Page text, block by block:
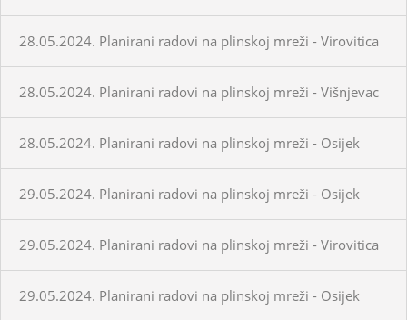
28.05.2024. Planirani radovi na plinskoj mreži - Virovitica
28.05.2024. Planirani radovi na plinskoj mreži - Višnjevac
28.05.2024. Planirani radovi na plinskoj mreži - Osijek
29.05.2024. Planirani radovi na plinskoj mreži - Osijek
29.05.2024. Planirani radovi na plinskoj mreži - Virovitica
29.05.2024. Planirani radovi na plinskoj mreži - Osijek